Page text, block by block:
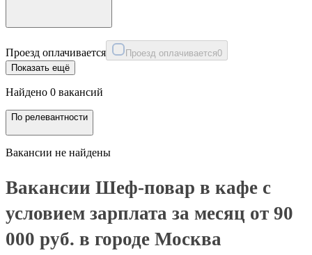
Проезд оплачивается Проезд оплачивается0
Показать ещё
Найдено 0 вакансий
По релевантности
Вакансии не найдены
Вакансии Шеф-повар в кафе с
условием зарплата за месяц от 90
000 руб. в городе Москва